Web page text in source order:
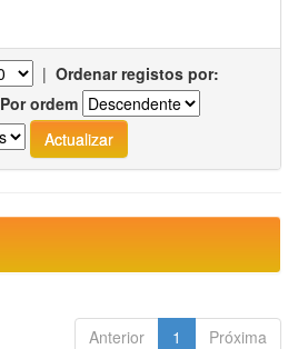
| Ordenar registos por:
Por ordem
Anterior 1 Próxima